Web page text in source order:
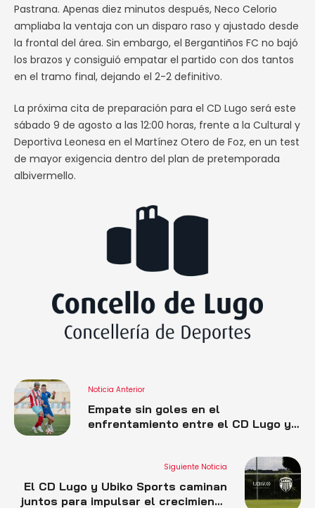
Pastrana. Apenas diez minutos después, Neco Celorio
ampliaba la ventaja con un disparo raso y ajustado desde
la frontal del área. Sin embargo, el Bergantiños FC no bajó
los brazos y consiguió empatar el partido con dos tantos
en el tramo final, dejando el 2-2 definitivo.
La próxima cita de preparación para el CD Lugo será este
sábado 9 de agosto a las 12:00 horas, frente a la Cultural y
Deportiva Leonesa en el Martínez Otero de Foz, en un test
de mayor exigencia dentro del plan de pretemporada
albivermello.
Noticia Anterior
Empate sin goles en el
enfrentamiento entre el CD Lugo y
Siguiente Noticia
El CD Lugo y Ubiko Sports caminan
juntos para impulsar el crecimiento